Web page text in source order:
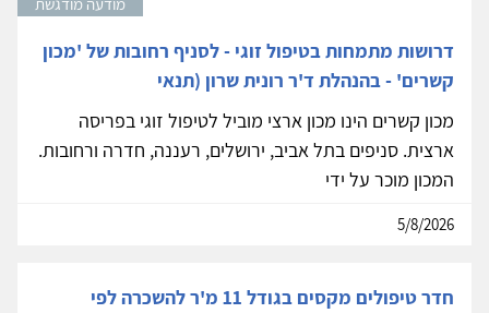
מודעה מודגשת
דרושות מתמחות בטיפול זוגי - לסניף רחובות של 'מכון
קשרים' - בהנהלת ד'ר רונית שרון (תנאי
מכון קשרים הינו מכון ארצי מוביל לטיפול זוגי בפריסה
ארצית. סניפים בתל אביב, ירושלים, רעננה, חדרה ורחובות.
המכון מוכר על ידי
5/8/2026
חדר טיפולים מקסים בגודל 11 מ'ר להשכרה לפי